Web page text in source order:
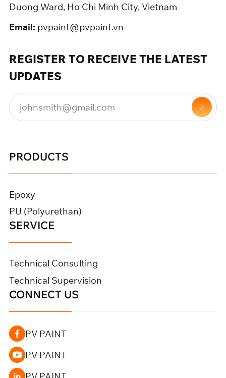
Duong Ward, Ho Chi Minh City, Vietnam
Email: pvpaint@pvpaint.vn
REGISTER TO RECEIVE THE LATEST
UPDATES
PRODUCTS
Epoxy
PU (Polyurethan)
SERVICE
Technical Consulting
Technical Supervision
CONNECT US
PV PAINT
PV PAINT